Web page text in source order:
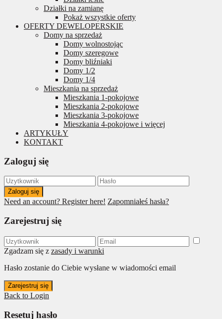
Działki na zamianę
Pokaż wszystkie oferty
OFERTY DEWELOPERSKIE
Domy na sprzedaż
Domy wolnostojąc
Domy szeregowe
Domy bliźniaki
Domy 1/2
Domy 1/4
Mieszkania na sprzedaż
Mieszkania 1-pokojowe
Mieszkania 2-pokojowe
Mieszkania 3-pokojowe
Mieszkania 4-pokojowe i więcej
ARTYKUŁY
KONTAKT
Zaloguj się
Zaloguj się
Need an account? Register here! Zapomniałeś hasła?
Zarejestruj się
Zgadzam się z zasady i warunki
Hasło zostanie do Ciebie wysłane w wiadomości email
Zarejestruj się
Back to Login
Resetuj hasło